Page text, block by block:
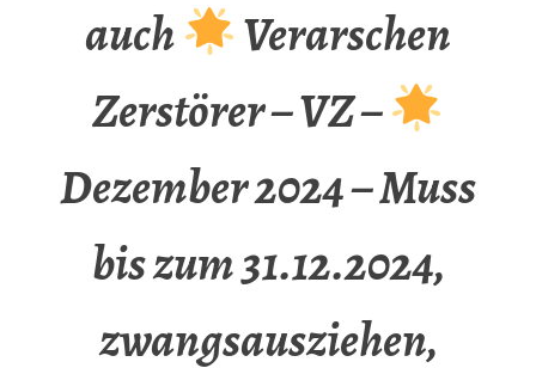
auch
Verarschen
Zerstörer – VZ –
Dezember 2024 – Muss
bis zum 31.12.2024,
zwangsausziehen,